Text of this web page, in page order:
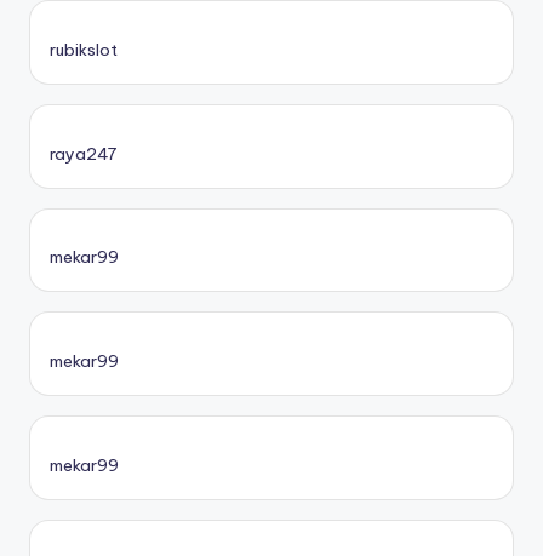
rubikslot
raya247
mekar99
mekar99
mekar99